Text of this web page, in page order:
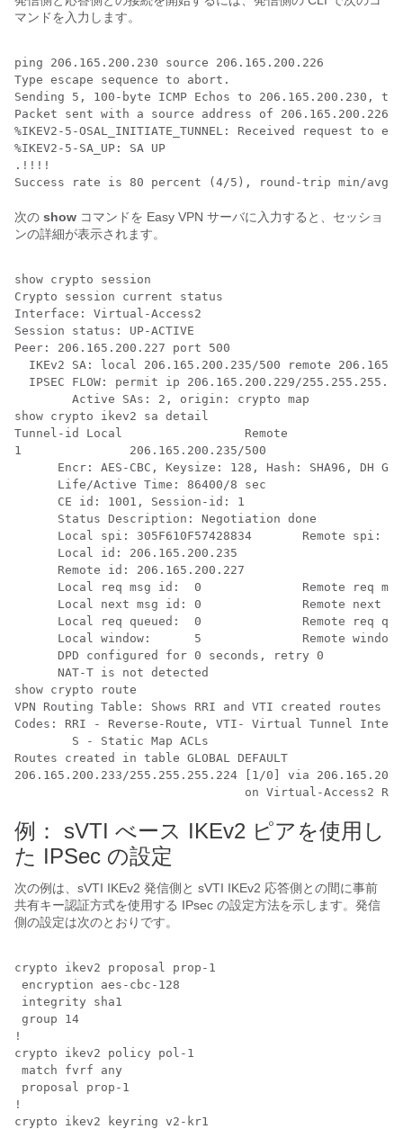
マンドを入力します。
ping 206.165.200.230 source 206.165.200.226
Type escape sequence to abort.
Sending 5, 100-byte ICMP Echos to 206.165.200.230,
Packet sent with a source address of 206.165.200.226
%IKEV2-5-OSAL_INITIATE_TUNNEL: Received
%IKEV2-5-SA_UP: SA UP
.!!!!
次の show コマンドを Easy VPN サーバに入力すると、セッショ
ンの詳細が表示されます。
show crypto session
Crypto session current status
Interface: Virtual-Access2
Session status: UP-ACTIVE
Peer: 206.165.200.227 port 500
IKEv2 SA: local 206.165.200.235/500 remote
IPSEC FLOW: permit ip 206.165.200.229/
        Active SAs: 2, origin: crypto map
show crypto ikev2 sa detail
Tunnel-id Local                 Remote
1 		206.165.200.235/500 					206.165.200.227/500 						(none)/(none)        READY
Encr: AES-CBC, Keysize: 128, Hash: SHA96, DH
      Life/Active Time: 86400/8 sec
      CE id: 1001, Session-id: 1
      Status Description: Negotiation done
Local spi: 305F610F57428834       Remote spi:
      Local id: 206.165.200.235
      Remote id: 206.165.200.227
Local req msg id:  0              Remote req
Local next msg id: 0              Remote next
Local req queued:  0              Remote req
Local window:      5              Remote
      DPD configured for 0 seconds, retry 0
      NAT-T is not detected
show crypto route
VPN Routing Table: Shows RRI and VTI created routes
Codes: RRI - Reverse-Route, VTI- Virtual Tunnel
        S - Static Map ACLs
Routes created in table GLOBAL DEFAULT
206.165.200.233/255.255.255.224 [1/0] via
                                on Virtual-Access2 RRI
例： sVTI べース IKEv2 ピアを使用し
た IPSec の設定
次の例は、sVTI IKEv2 発信側と sVTI IKEv2 応答側との間に事前
共有キー認証方式を使用する IPsec の設定方法を示します。発信
側の設定は次のとおりです。
crypto ikev2 proposal prop-1
encryption aes-cbc-128
integrity sha1
group 14
!
crypto ikev2 policy pol-1
match fvrf any
proposal prop-1
!
crypto ikev2 keyring v2-kr1